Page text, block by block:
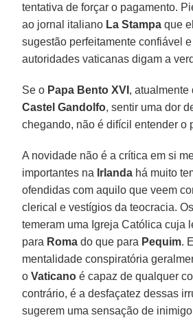
tentativa de forçar o pagamento.
ao jornal italiano La Stampa que
sugestão perfeitamente confiável
autoridades vaticanas digam a
Se o Papa Bento XVI , atualmente
Castel Gandolfo, sentir uma dor
chegando, não é difícil entender o
A novidade não é a crítica em si
importantes na Irlanda há muito
ofendidas com aquilo que veem
clerical e vestígios da teocracia.
temeram uma Igreja Católica cuja
para Roma do que para Pequim.
mentalidade conspiratória
oVaticano é capaz de qualquer
contrário, é a desfaçatez dessas
sugerem uma sensação de